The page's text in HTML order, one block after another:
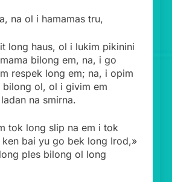
na ol i hamamas tru,
long haus, ol i lukim pikinini
bilong em, na, i go
respek long em; na, i opim
bilong ol, ol i givim em
na smirna.
tok long slip na em i tok
bai yu go bek long Irod,»
ples bilong ol long